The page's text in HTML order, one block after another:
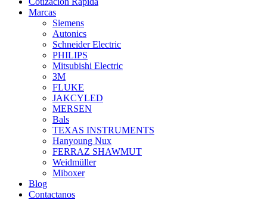
Marcas
Siemens
Autonics
Schneider Electric
PHILIPS
Mitsubishi Electric
3M
FLUKE
JAKCYLED
MERSEN
Bals
TEXAS INSTRUMENTS
Hanyoung Nux
FERRAZ SHAWMUT
Weidmüller
Miboxer
Blog
Contactanos